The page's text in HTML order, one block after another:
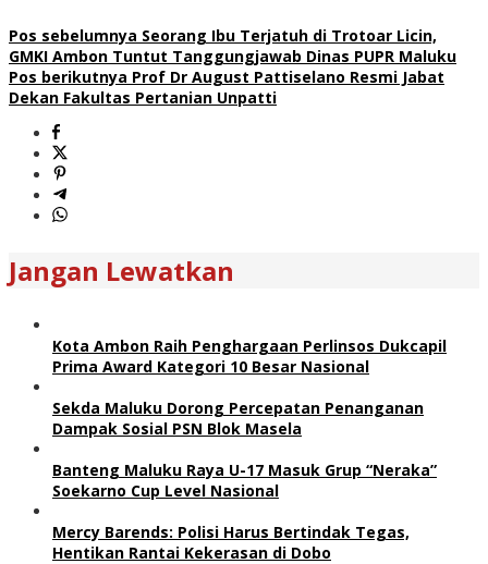
Pos sebelumnya Seorang Ibu Terjatuh di Trotoar Licin,
GMKI Ambon Tuntut Tanggungjawab Dinas PUPR Maluku
Pos berikutnya Prof Dr August Pattiselano Resmi Jabat
Dekan Fakultas Pertanian Unpatti
Jangan Lewatkan
Kota Ambon Raih Penghargaan Perlinsos Dukcapil
Prima Award Kategori 10 Besar Nasional
Sekda Maluku Dorong Percepatan Penanganan
Dampak Sosial PSN Blok Masela
Banteng Maluku Raya U-17 Masuk Grup “Neraka”
Soekarno Cup Level Nasional
Mercy Barends: Polisi Harus Bertindak Tegas,
Hentikan Rantai Kekerasan di Dobo